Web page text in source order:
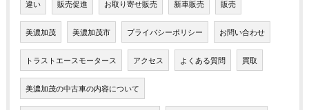
違い 販売促進 お取り寄せ販売 新車販売 販売
美濃加茂 美濃加茂市 プライバシーポリシー お問い合わせ
トラストエースモータース アクセス よくある質問 買取
美濃加茂の中古車の内容について